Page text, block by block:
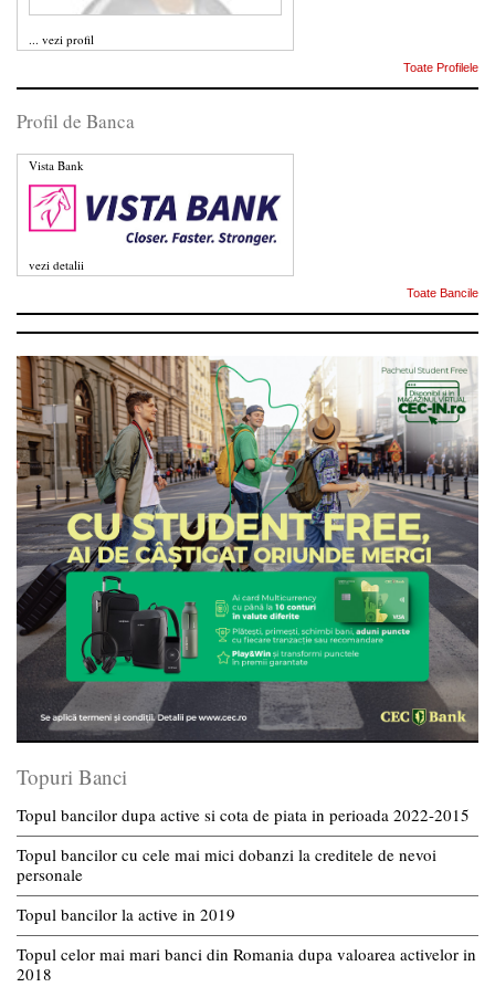
... vezi profil
Toate Profilele
Profil de Banca
Vista Bank
vezi detalii
Toate Bancile
Topuri Banci
Topul bancilor dupa active si cota de piata in perioada 2022-2015
Topul bancilor cu cele mai mici dobanzi la creditele de nevoi
personale
Topul bancilor la active in 2019
Topul celor mai mari banci din Romania dupa valoarea activelor in
2018